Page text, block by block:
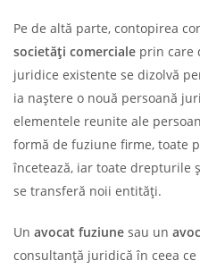
Pe de altă parte, contopirea
societăți comerciale prin care
juridice existente se dizolvă
ia naștere o nouă persoană
elementele reunite ale
formă de fuziune firme, toate
încetează, iar toate drepturile
se transferă noii entități.
Un avocat fuziune sau un
consultanță juridică în ceea ce